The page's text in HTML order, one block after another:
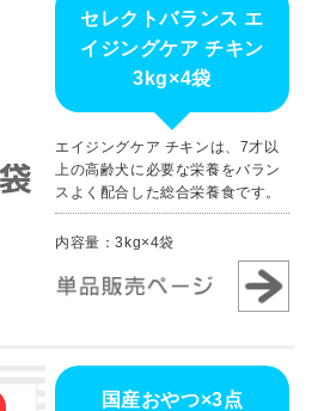
セレクトバランス エ
イジングケア チキン
3kg×4袋
エイジングケア チキンは、7才以
上の高齢犬に必要な栄養をバラン
スよく配合した総合栄養食です。
内容量：3kg×4袋
国産おやつ×3点